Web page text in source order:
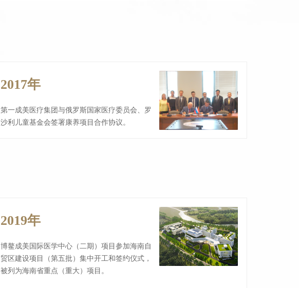
2019年
博鳌成美国际医学中心（二期）项目参加海南自
贸区建设项目（第五批）集中开工和签约仪式，
被列为海南省重点（重大）项目。
2017年
第一成美医疗集团与俄罗斯国家医疗委员会、罗
沙利儿童基金会签署康养项目合作协议。